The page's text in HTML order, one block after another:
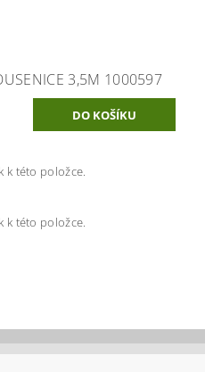
3,5M 1000597
k této položce.
k této položce.